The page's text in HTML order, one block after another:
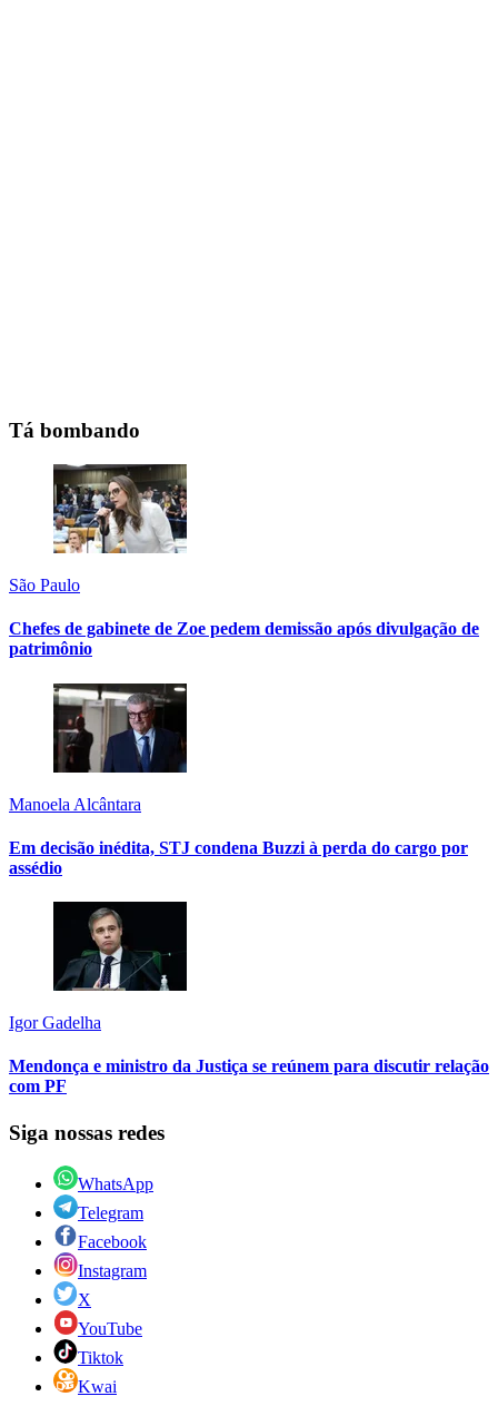
Tá bombando
São Paulo
Chefes de gabinete de Zoe pedem demissão após divulgação de
patrimônio
Manoela Alcântara
Em decisão inédita, STJ condena Buzzi à perda do cargo por
assédio
Igor Gadelha
Mendonça e ministro da Justiça se reúnem para discutir relação
com PF
Siga nossas redes
WhatsApp
Telegram
Facebook
Instagram
X
YouTube
Tiktok
Kwai